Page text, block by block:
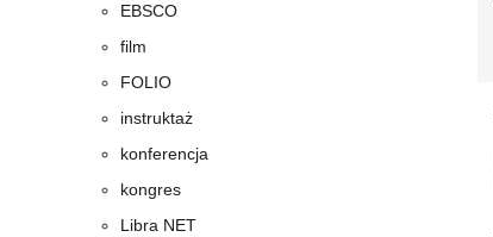
EBSCO
film
FOLIO
instruktaż
konferencja
kongres
Libra NET